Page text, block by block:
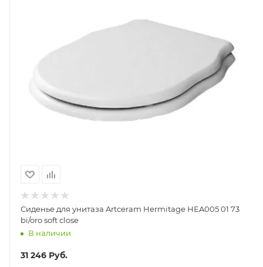
Сиденье для унитаза Artceram Hermitage HEA005 01 73
bi/oro soft close
В наличии
31 246 Руб.